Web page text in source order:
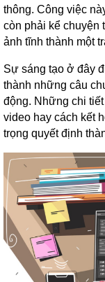
thông. Công việc
còn phải kể chuyện
ảnh tĩnh thành một
Sự sáng tạo ở đây
thành những câu
động. Những chi
video hay cách kết
trọng quyết định